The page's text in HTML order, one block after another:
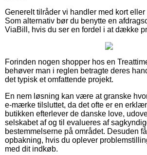
Generelt tilråder vi handler med kort
Som alternativ bør du benytte en
ViaBill, hvis du ser en fordel i at dække
Forinden nogen shopper hos en
behøver man i reglen betragte deres
det typisk et omfattende projekt.
En nem løsning kan være at granske
e-mærke tilsluttet, da det ofte er en
butikken efterlever de danske love,
selskabet af og til evalueres af
bestemmelserne på området. Desuden
opbakning, hvis du oplever
med dit indkøb.